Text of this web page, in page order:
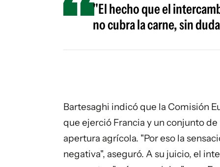
"El hecho que el
no cubra la carne, sin
Bartesaghi indicó que la Comisión
que ejerció Francia y un conjunto
apertura agrícola. "Por eso la
negativa", aseguró. A su juicio, el